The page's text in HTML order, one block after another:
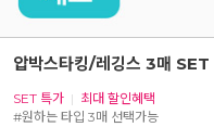
압박스타킹/레깅스 3매 SET
SET 특가 | 최대 할인혜택
#원하는 타입 3매 선택가능